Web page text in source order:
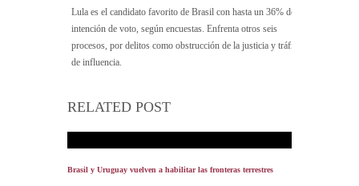
Lula es el candidato favorito de Brasil con hasta un 36% de
intención de voto, según encuestas. Enfrenta otros seis
procesos, por delitos como obstrucción de la justicia y tráfico
de influencia.
RELATED POST
Brasil y Uruguay vuelven a habilitar las fronteras terrestres